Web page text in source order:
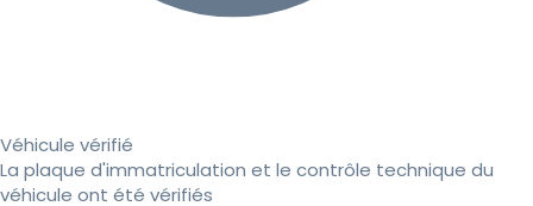
Véhicule vérifié
La plaque d'immatriculation et le contrôle technique du
véhicule ont été vérifiés